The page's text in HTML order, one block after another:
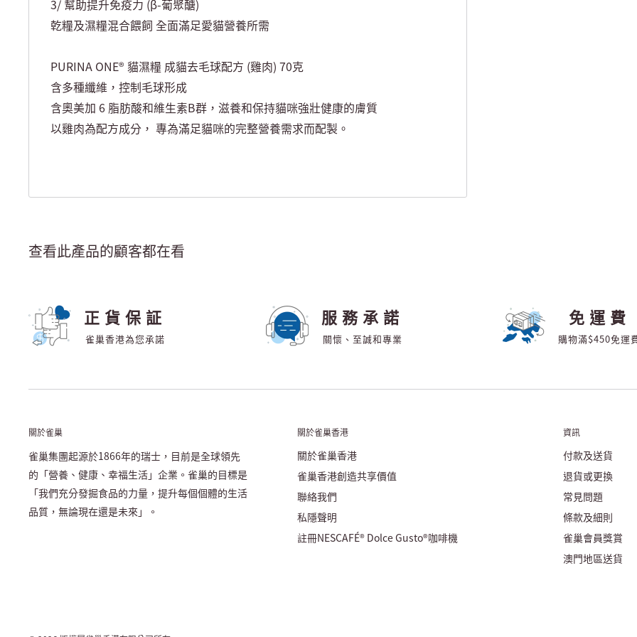
3/ 幫助提升免疫力 (β-葡聚醣)
乾糧及濕糧混合餵飼 全面滿足愛貓營養所需
PURINA ONE® 貓濕糧 成貓去毛球配方 (雞肉) 70克
含多種纖維，控制毛球形成
含奧美加 6 脂肪酸和維生素B群，滋養和保持貓咪強壯健康的膚質
以雞肉為配方成分， 專為滿足貓咪的完整營養需求而配製。
查看此產品的顧客都在看
正貨保証
雀巢香港為您承諾
服務承諾
關懷、至誠和專業
免運費
購物滿$450免運
關於雀巢
雀巢集團起源於1866年的瑞士，目前是全球領先
的「營養、健康、幸福生活」企業。雀巢的目標是
「我們充分發掘食品的力量，提升每個個體的生活
品質，無論現在還是未來」。
關於雀巢香港
關於雀巢香港
雀巢香港創造共享價值
聯絡我們
私隱聲明
註冊NESCAFÉ® Dolce Gusto®咖啡機
資訊
付款及送貨
退貨或更換
常見問題
條款及細則
雀巢會員獎賞
澳門地區送貨